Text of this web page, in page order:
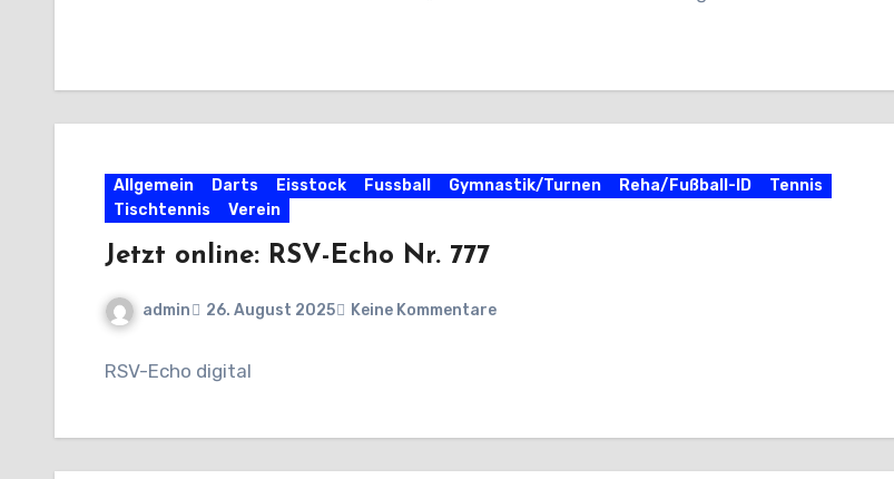
Allgemein Darts Eisstock Fussball Gymnastik/Turnen Reha/Fußball-ID
Tennis
Tischtennis
Verein
Jetzt online: RSV-Echo Nr. 777
admin 26. August 2025 Keine Kommentare
RSV-Echo digital